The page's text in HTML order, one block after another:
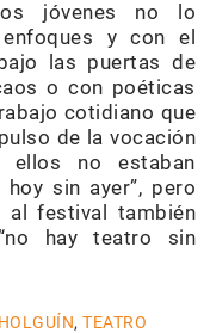
jóvenes no lo
y con el
las puertas de
o con poéticas
cotidiano que
de la vocación
ellos no estaban
sin ayer”, pero
al festival también
hay teatro sin
HOLGUÍN, TEATRO